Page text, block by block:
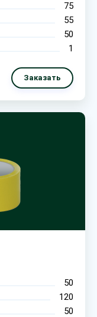
75
55
50
1
Заказать
50
120
50